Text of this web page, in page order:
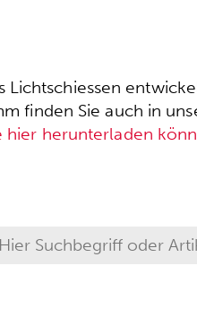
Lichtschiessen
finden Sie auch in
hier herunterladen